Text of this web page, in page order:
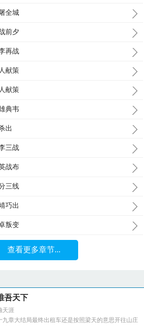
全城
前夕
再战
献策
献策
典韦
出
三战
战布
三线
巧出
叛变
查看更多章节...
吾天下
天涯
九章大结局最终出租车还是按照梁天的意思开往山庄